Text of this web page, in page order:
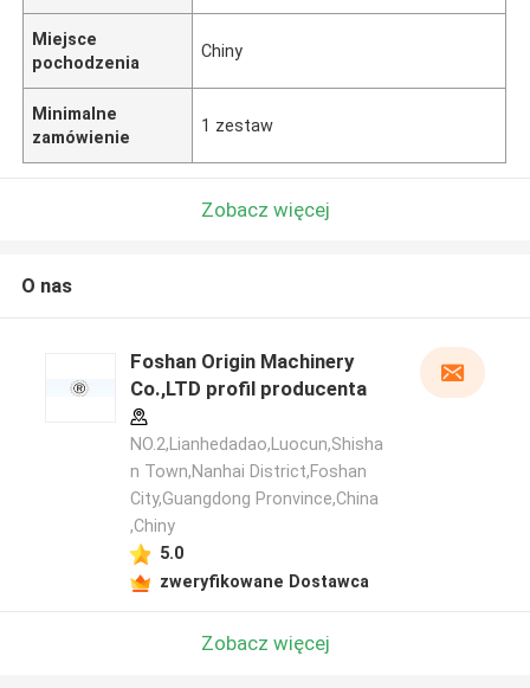
Miejsce
pochodzenia
Chiny
Minimalne
zamówienie
1 zestaw
Zobacz więcej
O nas
Foshan Origin Machinery
Co.,LTD profil producenta
NO.2,Lianhedadao,Luocun,Shisha
n Town,Nanhai District,Foshan
City,Guangdong Pronvince,China
,Chiny
5.0
zweryfikowane Dostawca
Zobacz więcej